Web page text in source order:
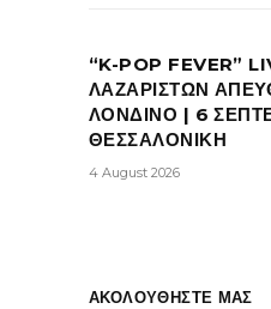
“K-POP FEVER”
ΛΑΖΑΡΙΣΤΩΝ
ΛΟΝΔΙΝΟ | 6
ΘΕΣΣΑΛΟΝΙΚΗ
4 August 2026
ΑΚΟΛΟΥΘΗΣΤΕ ΜΑΣ